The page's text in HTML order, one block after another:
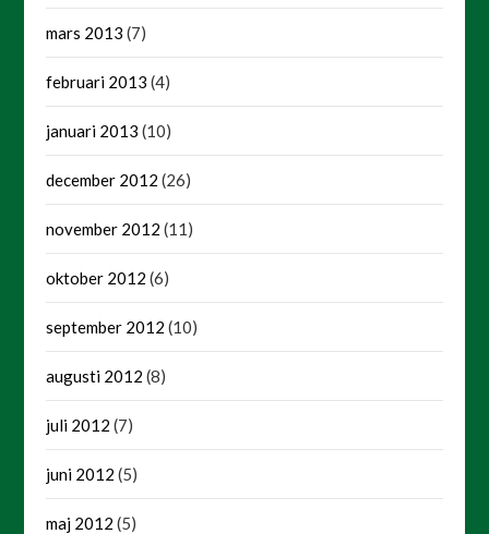
mars 2013 (7)
februari 2013 (4)
januari 2013 (10)
december 2012 (26)
november 2012 (11)
oktober 2012 (6)
september 2012 (10)
augusti 2012 (8)
juli 2012 (7)
juni 2012 (5)
maj 2012 (5)